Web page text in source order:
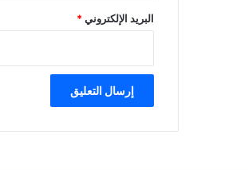
البريد الإلكتروني*